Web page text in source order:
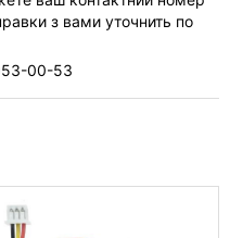
з вами уточнить по
00-53